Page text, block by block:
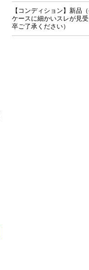
【コンディション】新品
ケースに細かいスレが見
卒ご了承ください）